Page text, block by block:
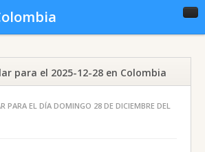
Dólar histórico
para el 2025-12-28 en Colombia
PARA EL DÍA DOMINGO 28 DE DICIEMBRE DEL